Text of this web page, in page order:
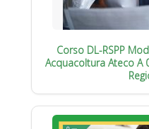
Corso DL-RSPP
Acquacoltura Ateco A